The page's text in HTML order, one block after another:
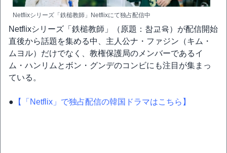
Netflixシリーズ「鉄槌教師」Netflixにて独占配信中
Netflixシリーズ「鉄槌教師」（原題：참교육）が配信開始
直後から話題を集める中、主人公ナ・ファジン（キム・
ムヨル）だけでなく、教権保護局のメンバーであるイ
ム・ハンリムとボン・グンデのコンビにも注目が集まっ
ている。
● 【「Netflix」で独占配信の韓国ドラマはこちら】